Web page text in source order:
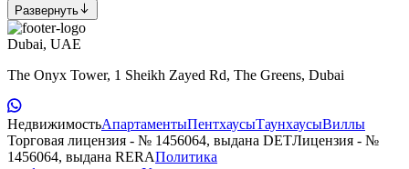
Развернуть
Dubai, UAE
The Onyx Tower, 1 Sheikh Zayed Rd, The Greens, Dubai
НедвижимостьАпартаментыПентхаусыТаунхаусыВиллы
Торговая лицензия - № 1456064, выдана DETЛицензия - №
1456064, выдана RERAПолитика